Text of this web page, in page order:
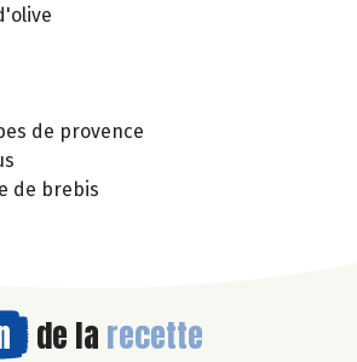
de provence
de brebis
de la recette